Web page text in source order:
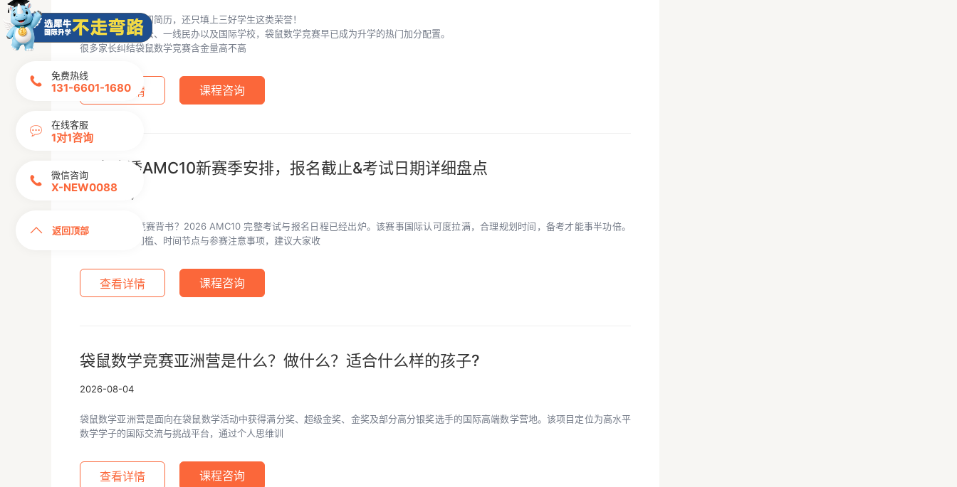
不少家长做小升初简历，还只填上三好学生这类荣誉！
想要冲刺上海三公、一线民办以及国际学校，袋鼠数学竞赛早已成为升学的热门加分配置。
很多家长纠结袋鼠数学竞赛含金量高不高
查看详情 课程咨询
一文吃透AMC10新赛季安排，报名截止&考试日期详细盘点
2026-08-04
名校申请缺少竞赛背书？2026 AMC10 完整考试与报名日程已经出炉。该赛事国际认可度拉满，合理规划时间，备考才能事半功倍。
下文详解参赛门槛、时间节点与参赛注意事项，建议大家收
查看详情 课程咨询
袋鼠数学竞赛亚洲营是什么？做什么？适合什么样的孩子?
2026-08-04
袋鼠数学亚洲营是面向在袋鼠数学活动中获得满分奖、超级金奖、金奖及部分高分银奖选手的国际高端数学营地。该项目定位为高水平
数学学子的国际交流与挑战平台，通过个人思维训
查看详情 课程咨询
免费热线
131-6601-1680
在线客服
1对1咨询
微信咨询
X-NEW0088
返回顶部